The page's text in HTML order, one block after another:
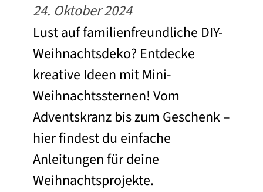
24. Oktober 2024
Lust auf familienfreundliche DIY-
Weihnachtsdeko? Entdecke
kreative Ideen mit Mini-
Weihnachtssternen! Vom
Adventskranz bis zum Geschenk –
hier findest du einfache
Anleitungen für deine
Weihnachtsprojekte.